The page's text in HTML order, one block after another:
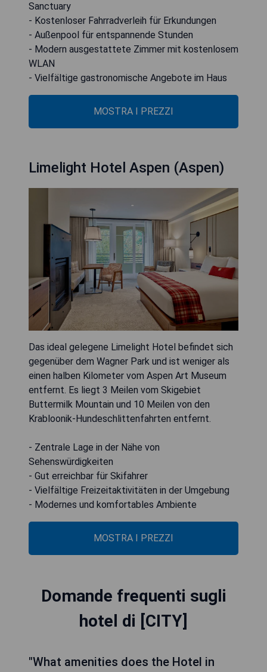
Sanctuary
- Kostenloser Fahrradverleih für Erkundungen
- Außenpool für entspannende Stunden
- Modern ausgestattete Zimmer mit kostenlosem
WLAN
- Vielfältige gastronomische Angebote im Haus
MOSTRA I PREZZI
Limelight Hotel Aspen (Aspen)
Das ideal gelegene Limelight Hotel befindet sich
gegenüber dem Wagner Park und ist weniger als
einen halben Kilometer vom Aspen Art Museum
entfernt. Es liegt 3 Meilen vom Skigebiet
Buttermilk Mountain und 10 Meilen von den
Krabloonik-Hundeschlittenfahrten entfernt.
- Zentrale Lage in der Nähe von
Sehenswürdigkeiten
- Gut erreichbar für Skifahrer
- Vielfältige Freizeitaktivitäten in der Umgebung
- Modernes und komfortables Ambiente
MOSTRA I PREZZI
Domande frequenti sugli
hotel di [CITY]
"What amenities does the Hotel in